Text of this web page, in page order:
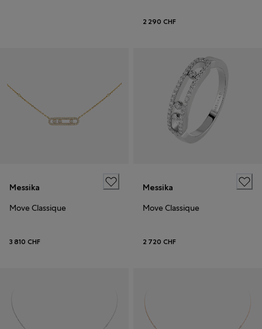
2 290 CHF
Messika
Move Classique
3 810 CHF
Messika
Move Classique
2 720 CHF